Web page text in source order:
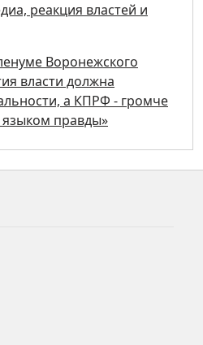
реакция властей и
Воронежского
власти должна
а КПРФ - громче
правды»